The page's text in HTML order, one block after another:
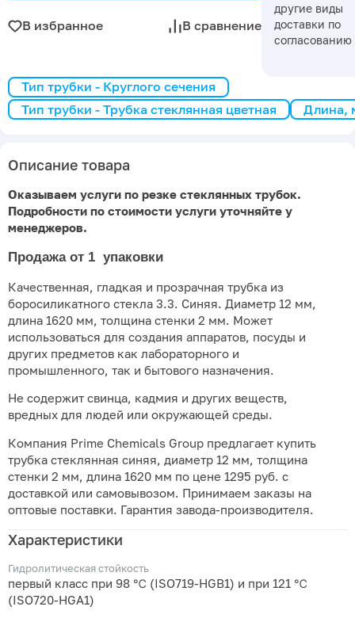
В избранное В сравнение
другие виды
доставки по
согласованию
Тип трубки - Круглого сечения
Тип трубки - Трубка стеклянная цветная
Длина,
Описание товара
Оказываем услуги по резке стеклянных трубок.
Подробности по стоимости услуги уточняйте у
менеджеров.
Продажа от 1 упаковки
Качественная, гладкая и прозрачная трубка из
боросиликатного стекла 3.3. Синяя. Диаметр 12 мм,
длина 1620 мм, толщина стенки 2 мм. Может
использоваться для создания аппаратов, посуды и
других предметов как лабораторного и
промышленного, так и бытового назначения.
Не содержит свинца, кадмия и других веществ,
вредных для людей или окружающей среды.
Компания Prime Chemicals Group предлагает купить
трубка стеклянная синяя, диаметр 12 мм, толщина
стенки 2 мм, длина 1620 мм по цене 1295 руб. с
доставкой или самовывозом. Принимаем заказы на
оптовые поставки. Гарантия завода-производителя.
Характеристики
Гидролитическая стойкость
первый класс при 98 ℃ (ISO719-HGB1) и при 121 ℃
(ISO720-HGA1)